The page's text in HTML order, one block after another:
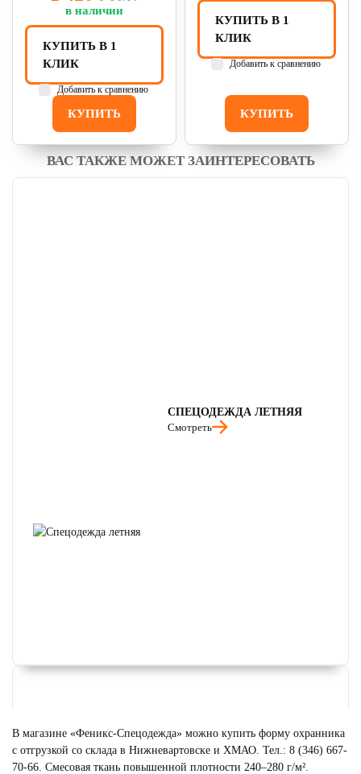
в наличии
КУПИТЬ
КУПИТЬ В 1
КЛИК
Добавить к сравнению
КУПИТЬ
КУПИТЬ В 1
КЛИК
Добавить к сравнению
ВАС ТАКЖЕ МОЖЕТ ЗАИНТЕРЕСОВАТЬ
СПЕЦОДЕЖДА ЛЕТНЯЯ
Смотреть
В магазине «Феникс-Спецодежда» можно купить форму охранника
с отгрузкой со склада в Нижневартовске и ХМАО. Тел.: 8 (346) 667-
70-66. Смесовая ткань повышенной плотности 240–280 г/м².